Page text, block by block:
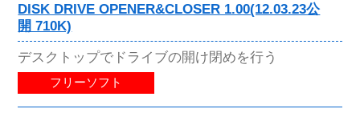
DISK DRIVE OPENER&CLOSER 1.00(12.03.23公
開 710K)
デスクトップでドライブの開け閉めを行う
フリーソフト